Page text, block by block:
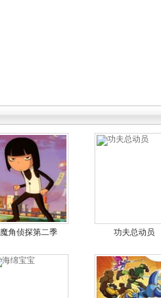
魔角侦探第二季 功夫总动员